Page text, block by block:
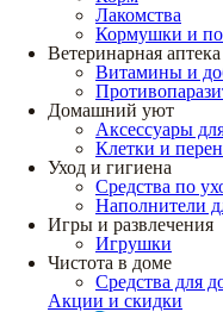
Лакомства
Кормушки и
Ветеринарная аптека
Витамины и
Домашний уют
Аксессуары
Клетки и
Уход и гигиена
Средства по
Наполнители
Игры и развлечения
Игрушки
Чистота в доме
Средства для
Акции и скидки